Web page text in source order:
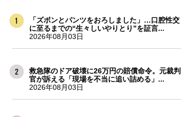
「ズボンとパンツをおろしました」…口腔性交
に至るまでの“生々しいやりとり”を証言...
2026年08月03日
救急隊のドア破壊に26万円の賠償命令。元裁判
官が訴える「現場を不当に追い詰める」...
2026年08月03日